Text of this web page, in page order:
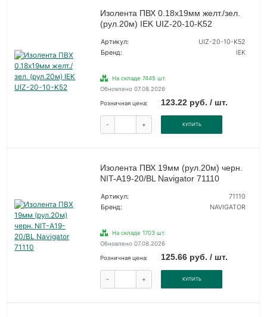
Изолента ПВХ 0.18х19мм желт./зел.
(рул.20м) IEK UIZ-20-10-K52
Артикул:
UIZ-20-10-K52
Бренд:
IEK
На складе 7445 шт.
Обновлено 07.08.2026
Розничная цена: 123.22 руб. / шт.
- + КУПИТЬ
Изолента ПВХ 19мм (рул.20м) черн.
NIT-A19-20/BL Navigator 71110
Артикул:
71110
Бренд:
NAVIGATOR
На складе 1703 шт.
Обновлено 07.08.2026
Розничная цена: 125.66 руб. / шт.
- + КУПИТЬ